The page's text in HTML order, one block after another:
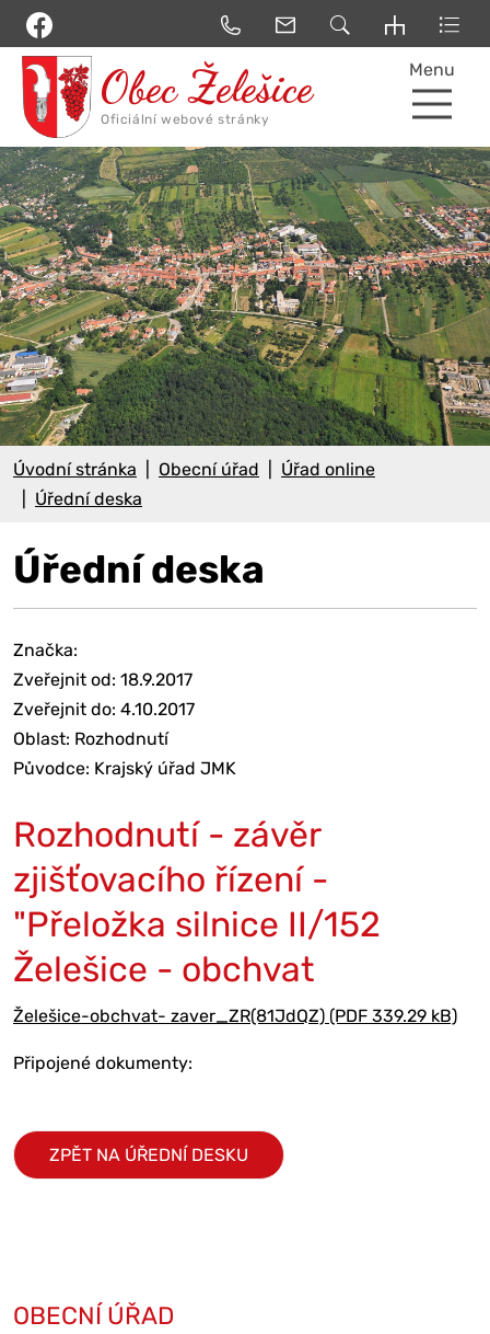
Menu
Úvodní stránka Obecní úřad
Úřad online
Úřední deska
Úřední deska
Značka:
Zveřejnit od: 18.9.2017
Zveřejnit do: 4.10.2017
Oblast: Rozhodnutí
Původce: Krajský úřad JMK
Rozhodnutí - závěr
zjišťovacího řízení -
"Přeložka silnice II/152
Želešice - obchvat
Želešice-obchvat- zaver_ZR(81JdQZ) (PDF 339.29 kB)
Připojené dokumenty:
ZPĚT NA ÚŘEDNÍ DESKU
OBECNÍ ÚŘAD